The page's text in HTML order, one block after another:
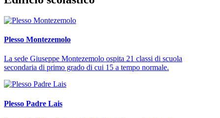
Plesso Montezemolo
La sede Giuseppe Montezemolo ospita 21 classi di scuola
secondaria di primo grado di cui 15 a tempo normale.
Plesso Padre Lais